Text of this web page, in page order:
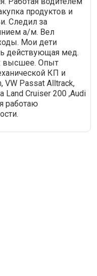
продуктов и
Следил за
а/м. Вел
Мои дети
действующая мед.
высшее. Опыт
КП и
VW Passat Alltrack,
Land Cruiser 200 ,Audi
работаю